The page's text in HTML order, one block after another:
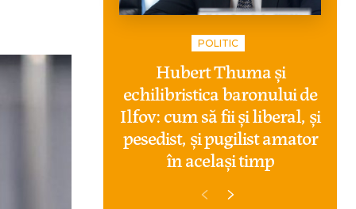
POLITIC
Hubert Thuma și
echilibristica baronului de
Ilfov: cum să fii și liberal, și
pesedist, și pugilist amator
în același timp